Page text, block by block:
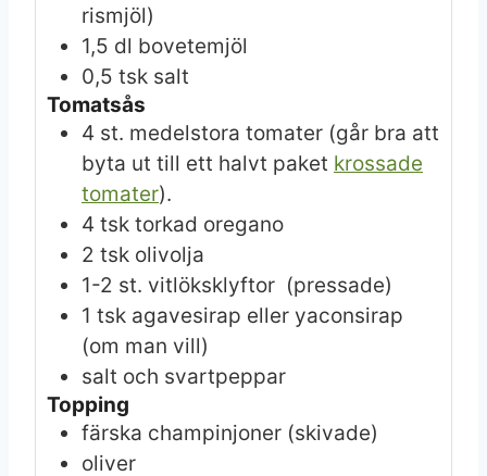
rismjöl)
1,5 dl bovetemjöl
0,5 tsk salt
Tomatsås
4 st. medelstora tomater (går bra att
byta ut till ett halvt paket krossade
tomater).
4 tsk torkad oregano
2 tsk olivolja
1-2 st. vitlöksklyftor (pressade)
1 tsk agavesirap eller yaconsirap
(om man vill)
salt och svartpeppar
Topping
färska champinjoner (skivade)
oliver